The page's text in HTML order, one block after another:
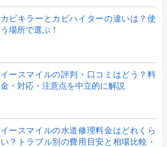
カビキラーとカビハイターの違いは？使
う場所で選ぶ！
イースマイルの評判・口コミはどう？料
金・対応・注意点を中立的に解説
イースマイルの水道修理料金はどれくら
い？トラブル別の費用目安と相場比較・